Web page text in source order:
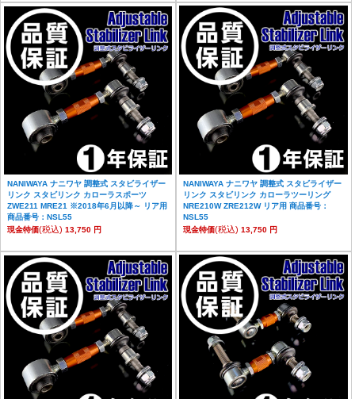
NANIWAYA ナニワヤ 調整式 スタビライザー
リンク スタビリンク カローラスポーツ
ZWE211 MRE21 ※2018年6月以降～ リア用
商品番号：NSL55
現金特価(税込) 13,750 円
NANIWAYA ナニワヤ 調整式 スタビライザー
リンク スタビリンク カローラツーリング
NRE210W ZRE212W リア用 商品番号：
NSL55
現金特価(税込) 13,750 円